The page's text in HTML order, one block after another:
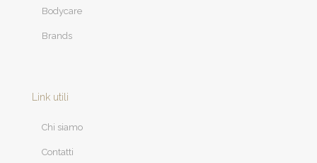
Bodycare
Brands
Link utili
Chi siamo
Contatti